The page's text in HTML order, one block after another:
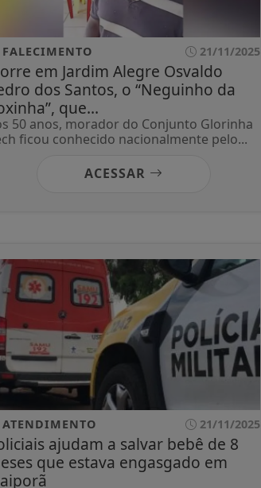
FALECIMENTO 21/11/2025
em Jardim Alegre Osvaldo
dos Santos, o “Neguinho da
que...
50 anos, morador do Conjunto Glorinha
ficou conhecido nacionalmente pelo...
ACESSAR
ATENDIMENTO 21/11/2025
ajudam a salvar bebê de 8
que estava engasgado em